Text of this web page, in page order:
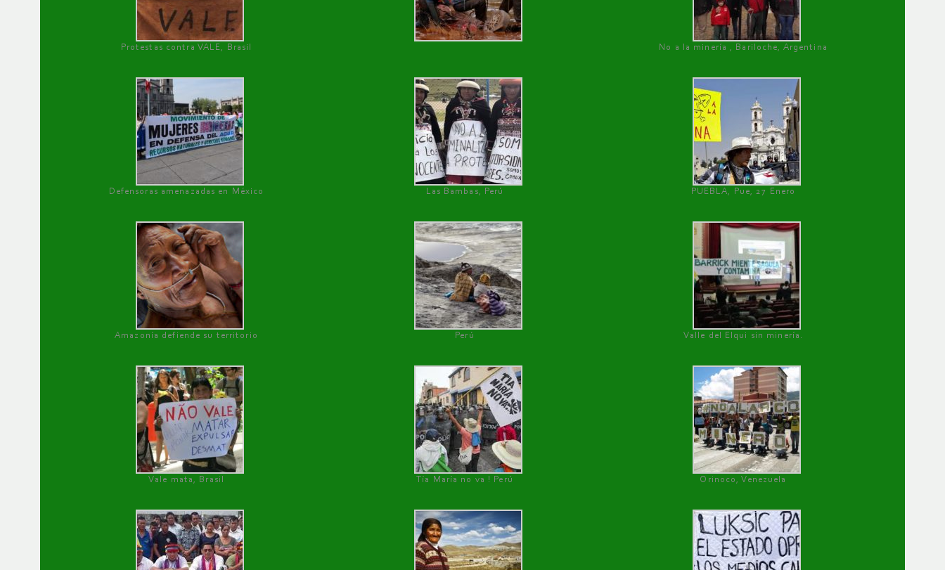
Protestas contra VALE, Brasil No a la minería , Bariloche, Argentina
Defensoras amenazadas en México Las Bambas, Perú PUEBLA, Pue, 27 Enero
Amazonía defiende su territorio Perú Valle del Elqui sin minería.
Vale mata, Brasil Tía María no va ! Perú Orinoco, Venezuela